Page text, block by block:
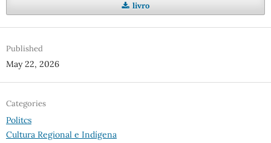
livro
Published
May 22, 2026
Categories
Politcs
Cultura Regional e Indígena